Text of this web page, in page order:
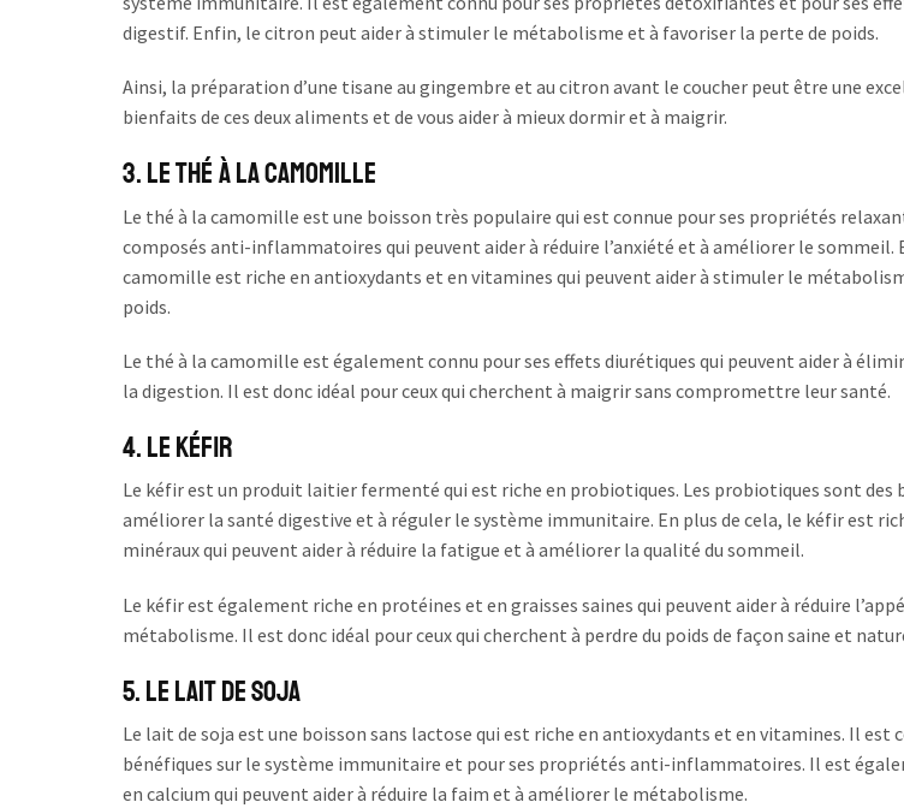
digestif. Enfin, le citron peut aider à stimuler le métabolisme et à favoriser la perte de poids.
Ainsi, la préparation d’une tisane au gingembre et au citron avant le coucher peut être une
bienfaits de ces deux aliments et de vous aider à mieux dormir et à maigrir.
3. Le thé à la camomille
Le thé à la camomille est une boisson très populaire qui est connue pour ses propriétés
composés anti-inflammatoires qui peuvent aider à réduire l’anxiété et à améliorer le sommeil.
camomille est riche en antioxydants et en vitamines qui peuvent aider à stimuler le
poids.
Le thé à la camomille est également connu pour ses effets diurétiques qui peuvent aider à
la digestion. Il est donc idéal pour ceux qui cherchent à maigrir sans compromettre leur santé.
4. Le kéfir
Le kéfir est un produit laitier fermenté qui est riche en probiotiques. Les probiotiques sont des
améliorer la santé digestive et à réguler le système immunitaire. En plus de cela, le kéfir est
minéraux qui peuvent aider à réduire la fatigue et à améliorer la qualité du sommeil.
Le kéfir est également riche en protéines et en graisses saines qui peuvent aider à réduire
métabolisme. Il est donc idéal pour ceux qui cherchent à perdre du poids de façon saine et
5. Le lait de soja
Le lait de soja est une boisson sans lactose qui est riche en antioxydants et en vitamines. Il est
bénéfiques sur le système immunitaire et pour ses propriétés anti-inflammatoires. Il est
en calcium qui peuvent aider à réduire la faim et à améliorer le métabolisme.